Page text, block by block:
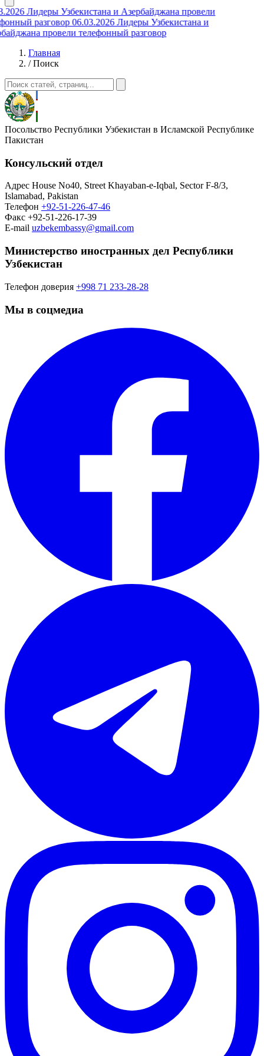
Лидеры Узбекистана и Азербайджана провели
разговор 06.03.2026 Лидеры Узбекистана и
провели телефонный разговор
Главная
/ Поиск
Посольство Республики Узбекистан в Исламской Республике
Пакистан
Консульский отдел
Адрес House No40, Street Khayaban-e-Iqbal, Sector F-8/3,
Islamabad, Pakistan
Телефон +92-51-226-47-46
Факс +92-51-226-17-39
E-mail uzbekembassy@gmail.com
Министерство иностранных дел Республики
Узбекистан
Телефон доверия +998 71 233-28-28
Мы в соцмедиа